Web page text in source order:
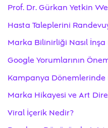
Prof. Dr. Gürkan Yetkin
Hasta Taleplerini
Marka Bilinirliği Nasıl İnşa
Google Yorumlarının
Kampanya
Marka Hikayesi ve Art
Viral İçerik Nedir?